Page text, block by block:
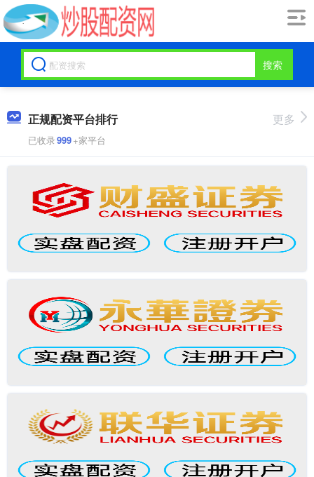
搜索
正规配资平台排行
已收录999+家平台
更多